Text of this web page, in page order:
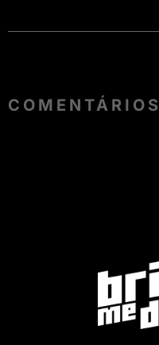
COMENTÁRIOS